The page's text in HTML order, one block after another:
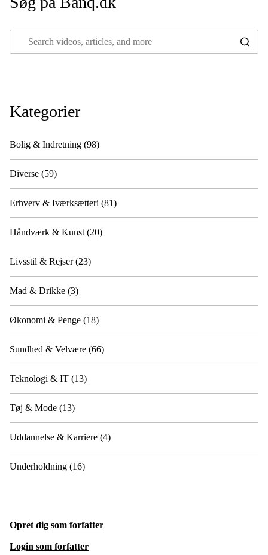
Kategorier
Bolig & Indretning (98)
Diverse (59)
Erhverv & Iværksætteri (81)
Håndværk & Kunst (20)
Livsstil & Rejser(23)
Mad & Drikke (3)
Økonomi & Penge (18)
Sundhed & Velvære (66)
Teknologi & IT (13)
Tøj & Mode (13)
Uddannelse & Karriere (4)
Underholdning (16)
Opret dig som forfatter
Login som forfatter